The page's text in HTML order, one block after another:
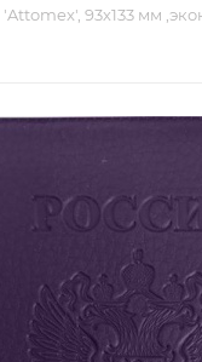
93х133 мм